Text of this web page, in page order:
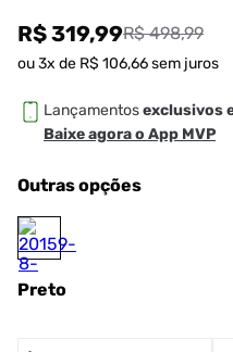
R$ 319,99R$ 498,99
ou3x de R$ 106,66sem juros
Lançamentosexclusivos
Baixe agora o App MVP
Outras opções
Preto